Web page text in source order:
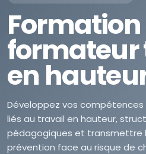
Formation
en
Développez vos compétences
liés au travail en hauteur,
pédagogiques et transmettre
prévention face au risque de